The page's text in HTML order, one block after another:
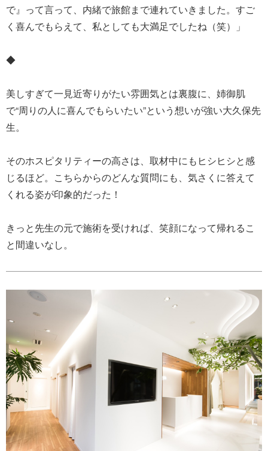
で』って言って、内緒で旅館まで連れていきました。すご
く喜んでもらえて、私としても大満足でしたね（笑）」
◆
美しすぎて一見近寄りがたい雰囲気とは裏腹に、姉御肌
で“周りの人に喜んでもらいたい”という想いが強い大久保先
生。
そのホスピタリティーの高さは、取材中にもヒシヒシと感
じるほど。こちらからのどんな質問にも、気さくに答えて
くれる姿が印象的だった！
きっと先生の元で施術を受ければ、笑顔になって帰れるこ
と間違いなし。